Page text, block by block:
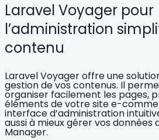
Laravel Voyager pour
l’administration
contenu
Laravel Voyager offre une
gestion de vos contenus. Il
organiser facilement les pages,
éléments de votre site e-
interface d’administration
aussi à mieux gérer vos données
Manager.